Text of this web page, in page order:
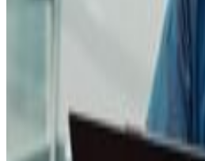
12 feb 2026
Este perfil aún no está completo
tomar una decisión, revisa
información disponible.